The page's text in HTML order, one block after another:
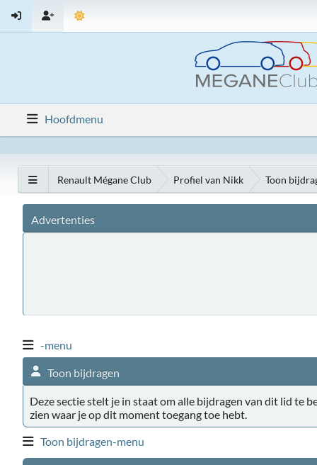
Hoofdmenu
Renault Mégane Club Profiel van Nikk Toon
Advertenties
-menu
Toon bijdragen
Deze sectie stelt je in staat om alle bijdragen van dit lid te
zien waar je op dit moment toegang toe hebt.
Toon bijdragen-menu